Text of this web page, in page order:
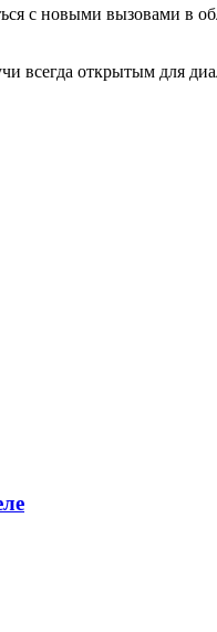
с новыми вызовами в
всегда открытым для